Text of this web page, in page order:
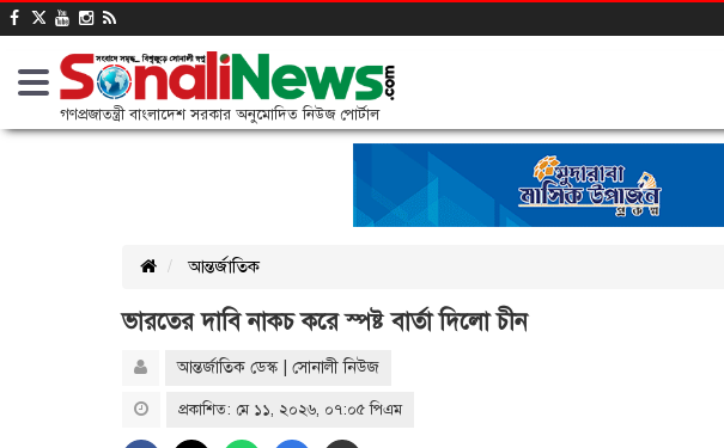
গণপ্রজাতন্ত্রী বাংলাদেশ সরকার অনুমোদিত নিউজ পোর্টাল
আন্তর্জাতিক
ভারতের দাবি নাকচ করে স্পষ্ট বার্তা দিলো চীন
আন্তর্জাতিক ডেস্ক | সোনালী নিউজ
প্রকাশিত: মে ১১, ২০২৬, ০৭:০৫ পিএম